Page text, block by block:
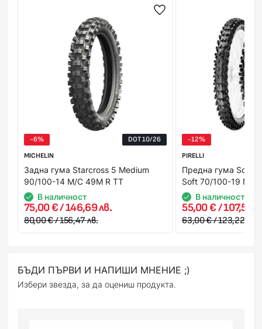
поръчка пристига с опция “Преглед и тест”, без
значение на каква стойност и от колко артикула се
състои тя. Това Ви дава възможност да пробвате и
добиете по-ясна представа за продукта в момента на
получаването му. В случай, че не Ви стане или не го
харесате, можете да го откажете веднага на куриера.
Стойността на поръчката се заплаща на куриера в брой
или на ПОС терминал при получаване на пратката
(наложен платеж),или предварително на сайта ни с
Вашата банкова карта.
-6%
DOT 10/26
MICHELIN
Задна гума Starcross 5 Medium
90/100-14 M/C 49M R TT
В наличност
75,00 € / 146,69 лв.
80,00 € / 156,47 лв.
-12%
PIRELLI
Предна гума
Soft 70/100-19
В наличност
55,00 € / 107,57
63,00 € / 123,22 лв.
БЪДИ ПЪРВИ И НАПИШИ МНЕНИЕ ;)
Избери звезда, за да оцениш продукта.